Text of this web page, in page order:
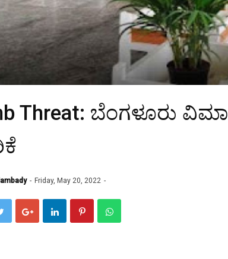
Threat: ಬೆಂಗಳೂರು
Friday, May 20, 2022